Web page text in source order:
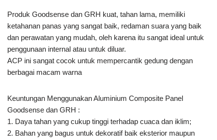
Produk Goodsense dan GRH kuat, tahan lama, memiliki
ketahanan panas yang sangat baik, redaman suara yang baik
dan perawatan yang mudah, oleh karena itu sangat ideal untuk
penggunaan internal atau untuk diluar.
ACP ini sangat cocok untuk mempercantik gedung dengan
berbagai macam warna
Keuntungan Menggunakan Aluminium Composite Panel
Goodsense dan GRH :
1. Daya tahan yang cukup tinggi terhadap cuaca dan iklim;
2. Bahan yang bagus untuk dekoratif baik eksterior maupun